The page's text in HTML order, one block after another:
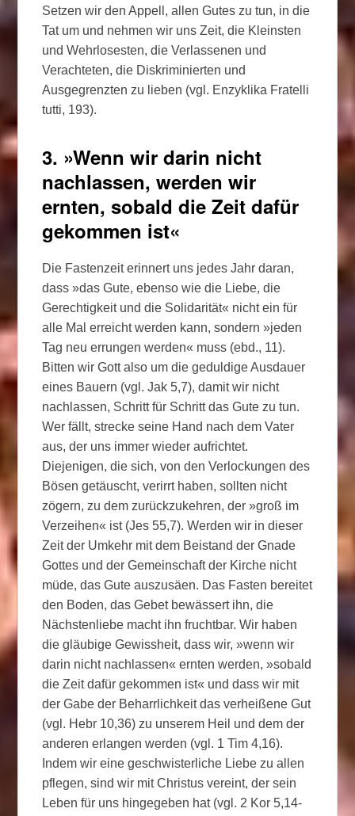
Setzen wir den Appell, allen Gutes zu tun, in die
Tat um und nehmen wir uns Zeit, die Kleinsten
und Wehrlosesten, die Verlassenen und
Verachteten, die Diskriminierten und
Ausgegrenzten zu lieben (vgl. Enzyklika Fratelli
tutti, 193).
3. »Wenn wir darin nicht
nachlassen, werden wir
ernten, sobald die Zeit dafür
gekommen ist«
Die Fastenzeit erinnert uns jedes Jahr daran,
dass »das Gute, ebenso wie die Liebe, die
Gerechtigkeit und die Solidarität« nicht ein für
alle Mal erreicht werden kann, sondern »jeden
Tag neu errungen werden« muss (ebd., 11).
Bitten wir Gott also um die geduldige Ausdauer
eines Bauern (vgl. Jak 5,7), damit wir nicht
nachlassen, Schritt für Schritt das Gute zu tun.
Wer fällt, strecke seine Hand nach dem Vater
aus, der uns immer wieder aufrichtet.
Diejenigen, die sich, von den Verlockungen des
Bösen getäuscht, verirrt haben, sollten nicht
zögern, zu dem zurückzukehren, der »groß im
Verzeihen« ist (Jes 55,7). Werden wir in dieser
Zeit der Umkehr mit dem Beistand der Gnade
Gottes und der Gemeinschaft der Kirche nicht
müde, das Gute auszusäen. Das Fasten bereitet
den Boden, das Gebet bewässert ihn, die
Nächstenliebe macht ihn fruchtbar. Wir haben
die gläubige Gewissheit, dass wir, »wenn wir
darin nicht nachlassen« ernten werden, »sobald
die Zeit dafür gekommen ist« und dass wir mit
der Gabe der Beharrlichkeit das verheißene Gut
(vgl. Hebr 10,36) zu unserem Heil und dem der
anderen erlangen werden (vgl. 1 Tim 4,16).
Indem wir eine geschwisterliche Liebe zu allen
pflegen, sind wir mit Christus vereint, der sein
Leben für uns hingegeben hat (vgl. 2 Kor 5,14-